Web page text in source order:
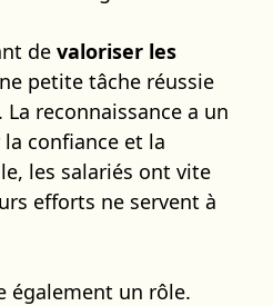
de valoriser les
petite tâche réussie
La reconnaissance a un
confiance et la
les salariés ont vite
efforts ne servent à
également un rôle.